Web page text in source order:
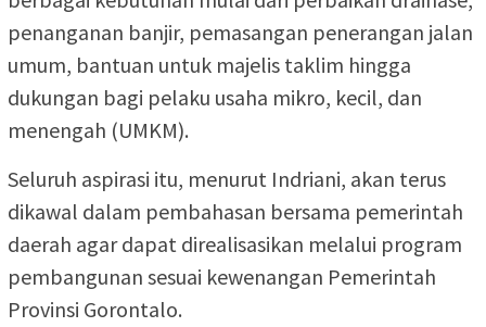
penanganan banjir, pemasangan penerangan jalan
umum, bantuan untuk majelis taklim hingga
dukungan bagi pelaku usaha mikro, kecil, dan
menengah (UMKM).
Seluruh aspirasi itu, menurut Indriani, akan terus
dikawal dalam pembahasan bersama pemerintah
daerah agar dapat direalisasikan melalui program
pembangunan sesuai kewenangan Pemerintah
Provinsi Gorontalo.